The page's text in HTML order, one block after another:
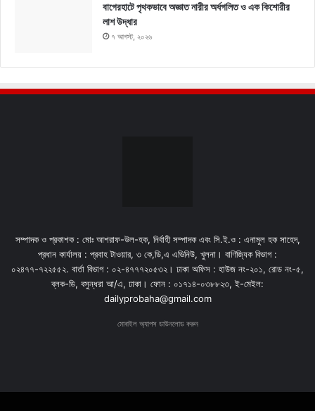
বাগেরহাটে পৃথকভাবে অজ্ঞাত নারীর অর্ধগলিত ও এক কিশোরীর
লাশ উদ্ধার
৭ আগস্ট, ২০২৬
সম্পাদক ও প্রকাশক : মোঃ আশরাফ-উল-হক, নির্বাহী সম্পাদক এবং সি.ই.ও : এনামুল হক সাহেদ,
প্রধান কার্যালয় : প্রবাহ টাওয়ার, ৩ কে,ডি,এ এভিনিউ, খুলনা। বাণিজ্যিক বিভাগ :
০২৪৭৭-৭২২৫৫২. বার্তা বিভাগ : ০২-৪৭৭৭২০৫৩২। ঢাকা অফিস : হাউজ নং-২০১, রোড নং-৫,
ব্লক-ডি, বসুন্ধরা আ/এ, ঢাকা। ফোন : ০১৭১৪-০৩৮৮২৩, ই-মেইল:
dailyprobaha@gmail.com
মোবাইল অ্যাপস ডাউনলোড করুন